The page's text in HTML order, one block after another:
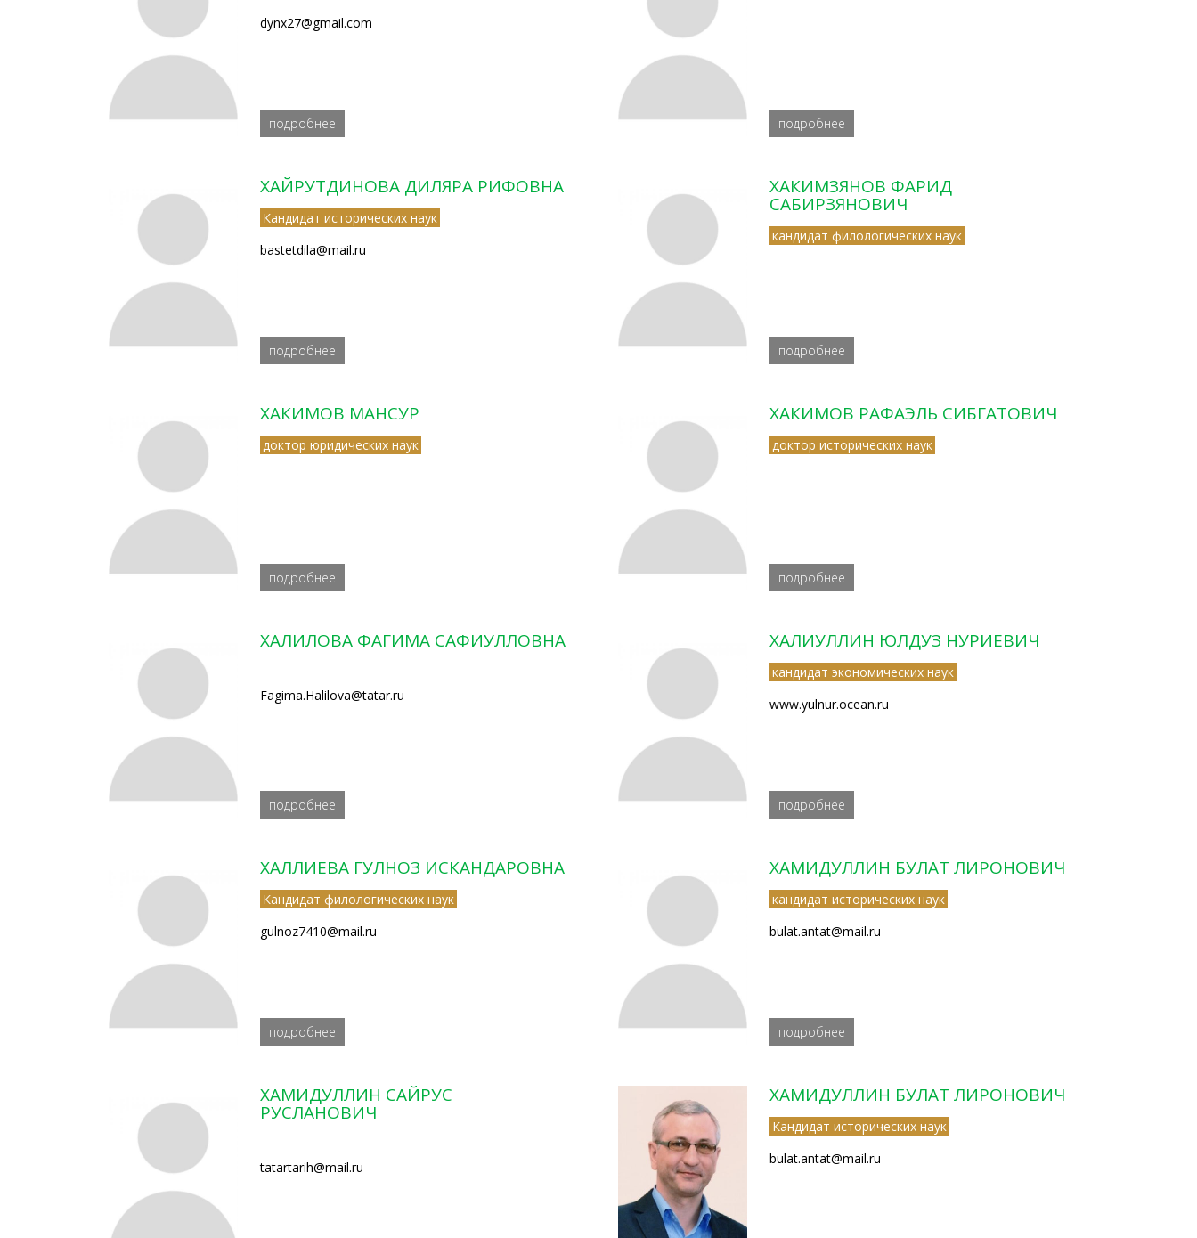
dynx27@gmail.com
подробнее подробнее
ХАЙРУТДИНОВА ДИЛЯРА РИФОВНА
Кандидат исторических наук
bastetdila@mail.ru
подробнее
ХАКИМЗЯНОВ ФАРИД
САБИРЗЯНОВИЧ
кандидат филологических наук
подробнее
ХАКИМОВ МАНСУР
доктор юридических наук
подробнее
ХАКИМОВ РАФАЭЛЬ СИБГАТОВИЧ
доктор исторических наук
подробнее
ХАЛИЛОВА ФАГИМА САФИУЛЛОВНА
Fagima.Halilova@tatar.ru
подробнее
ХАЛИУЛЛИН ЮЛДУЗ НУРИЕВИЧ
кандидат экономических наук
www.yulnur.ocean.ru
подробнее
ХАЛЛИЕВА ГУЛНОЗ ИСКАНДАРОВНА
Кандидат филологических наук
gulnoz7410@mail.ru
подробнее
ХАМИДУЛЛИН БУЛАТ ЛИРОНОВИЧ
кандидат исторических наук
bulat.antat@mail.ru
подробнее
ХАМИДУЛЛИН САЙРУС
РУСЛАНОВИЧ
tatartarih@mail.ru
ХАМИДУЛЛИН БУЛАТ ЛИРОНОВИЧ
Кандидат исторических наук
bulat.antat@mail.ru